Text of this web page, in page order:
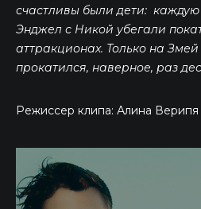
счастливы были дети:
Энджел с Никой убегали
аттракционах. Только на
прокатился, наверное, раз
Режиссер клипа: Алина Верипя